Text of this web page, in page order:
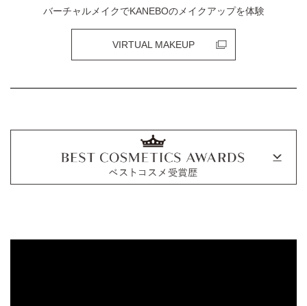
バーチャルメイクでKANEBOのメイクアップを体験
VIRTUAL MAKEUP